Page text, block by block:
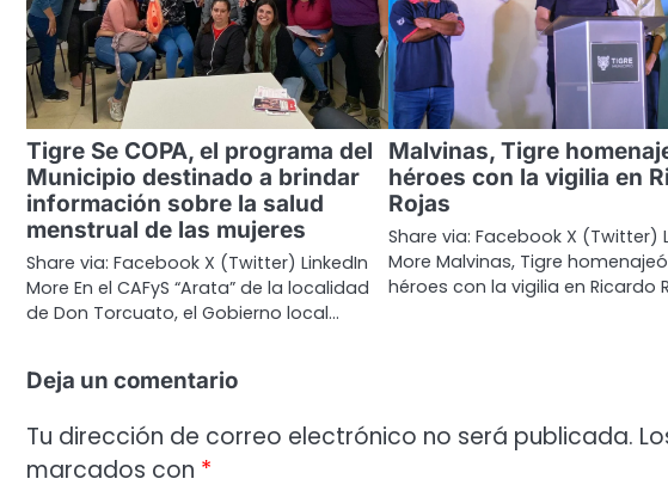
Tigre Se COPA, el programa del
Municipio destinado a brindar
información sobre la salud
menstrual de las mujeres
Share via: Facebook X (Twitter) LinkedIn
More En el CAFyS “Arata” de la localidad
de Don Torcuato, el Gobierno local…
Malvinas, Tigre
héroes con la vigilia en
Rojas
Share via: Facebook X (Twitter)
More Malvinas, Tigre
héroes con la vigilia en Ricardo
Deja un comentario
Tu dirección de correo electrónico no será publicada.
marcados con *